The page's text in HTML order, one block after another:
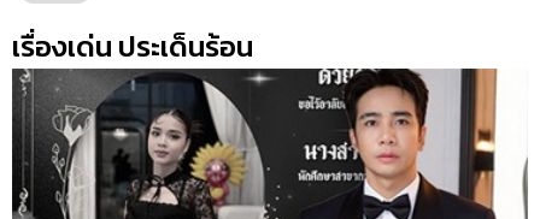
เรื่องเด่น ประเด็นร้อน